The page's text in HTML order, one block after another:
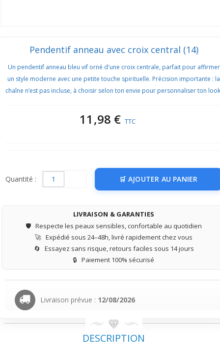
Pendentif anneau avec croix central (14)
Un pendentif anneau bleu vif orné d'une croix centrale, parfait pour affirmer
un style moderne avec une petite touche spirituelle. Précision importante : la
chaîne n’est pas incluse, à choisir selon ton envie pour personnaliser ton
11,98 € TTC
Quantité : AJOUTER AU PANIER
LIVRAISON & GARANTIES
🛡️ Respecte les peaux sensibles, confortable au quotidien
🚀 Expédié sous 24–48h, livré rapidement chez vous
🔄 Essayez sans risque, retours faciles sous 14 jours
🔒 Paiement 100% sécurisé
Livraison prévue : 12/08/2026
DESCRIPTION